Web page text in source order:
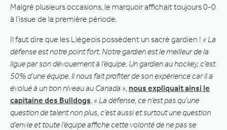
Malgré plusieurs occasions, le marquoir affichait toujours 0-0
à l’issue de la première période.
Il faut dire que les Liégeois possèdent un sacré gardien ! « La
défense est notre point fort. Notre gardien est le meilleur de la
ligue par son dévouement à l’équipe. Un gardien au hockey, c’est
50% d’une équipe. Il nous fait profiter de son expérience car il a
évolué à un bon niveau au Canada » nous expliquait ainsi le
capitaine des Bulldogs « La défense, ce n’est pas qu’une
question de talent non plus, c’est aussi et surtout une question
d’envie et toute l’équipe affiche cette volonté de ne pas se